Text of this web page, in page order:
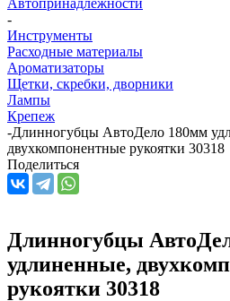
-
Инструменты
Расходные материалы
Ароматизаторы
Щетки, скребки, дворники
Лампы
Крепеж
-Длинногубцы АвтоДело 180мм
двухкомпонентные рукоятки 30318
Поделиться
Длинногубцы
удлиненные,
рукоятки 30318